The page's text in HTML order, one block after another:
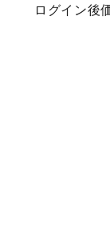
ログイン後